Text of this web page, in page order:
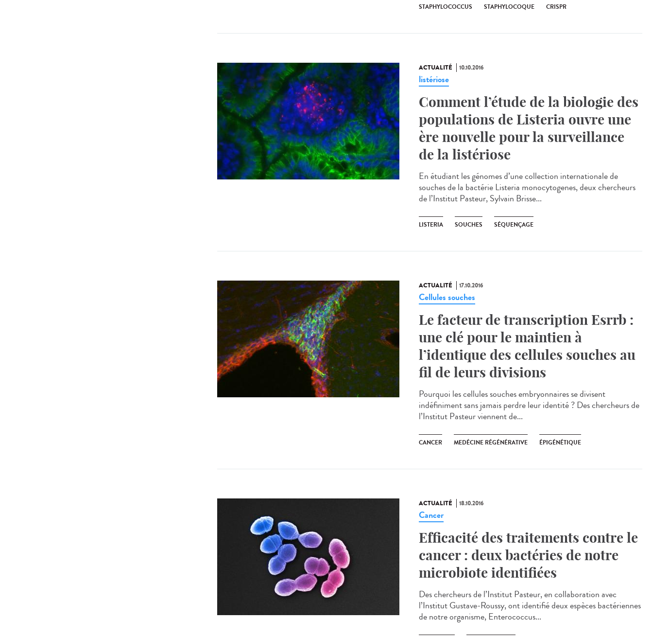
STAPHYLOCOCCUS STAPHYLOCOQUE CRISPR
ACTUALITÉ 10.10.2016
listériose
Comment l’étude de la biologie des
populations de Listeria ouvre une
ère nouvelle pour la surveillance
de la listériose
En étudiant les génomes d’une collection internationale de
souches de la bactérie Listeria monocytogenes, deux chercheurs
de l’Institut Pasteur, Sylvain Brisse...
LISTERIA SOUCHES SÉQUENÇAGE
ACTUALITÉ 17.10.2016
Cellules souches
Le facteur de transcription Esrrb :
une clé pour le maintien à
l’identique des cellules souches au
fil de leurs divisions
Pourquoi les cellules souches embryonnaires se divisent
indéfiniment sans jamais perdre leur identité ? Des chercheurs de
l’Institut Pasteur viennent de...
CANCER MEDÉCINE RÉGÉNÉRATIVE ÉPIGÉNÉTIQUE
ACTUALITÉ 18.10.2016
Cancer
Efficacité des traitements contre le
cancer : deux bactéries de notre
microbiote identifiées
Des chercheurs de l’Institut Pasteur, en collaboration avec
l’Institut Gustave-Roussy, ont identifié deux espèces bactériennes
de notre organisme, Enterococcus...